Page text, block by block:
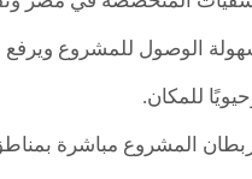
الوصول للمشروع ويرفع
للمكان.